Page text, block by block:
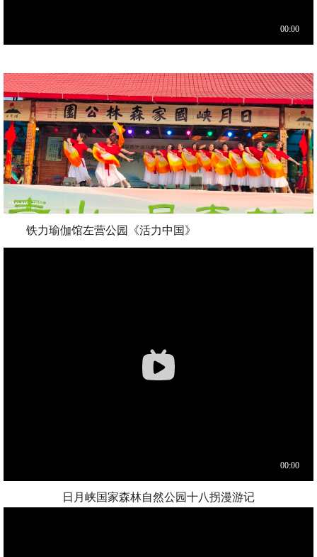
铁力瑜伽馆左营公园《活力中国》
日月峡国家森林自然公园十八拐漫游记